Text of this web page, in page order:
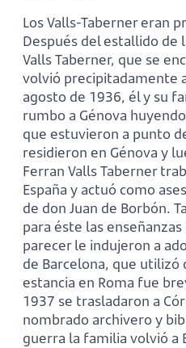
Los Valls-Taberner eran
Después del estallido de
Valls Taberner, que se
volvió precipitadamente
agosto de 1936, él y su
rumbo a Génova
que estuvieron a punto
residieron en Génova y
Ferran Valls Taberner
España y actuó como
de don Juan de Borbón.
para éste las
parecer le indujeron a
de Barcelona, que utilizó
estancia en Roma fue
1937 se trasladaron a
nombrado archivero y
guerra la familia volvió a